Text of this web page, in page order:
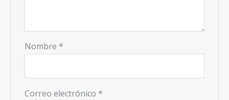
Nombre *
Correo electrónico *